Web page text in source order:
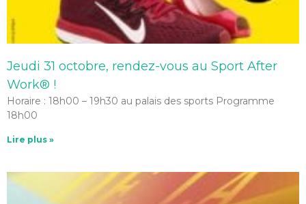
Jeudi 31 octobre, rendez-vous au Sport After
Work® !
Horaire : 18h00 – 19h30 au palais des sports Programme
18h00
Lire plus »